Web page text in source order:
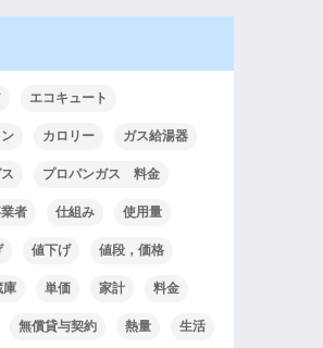
エコキュート
カロリー ガス給湯器
プロパンガス 料金
者 仕組み 使用量
値下げ 値段，価格
庫 単価 家計 料金
無償貸与契約 熱量 生活